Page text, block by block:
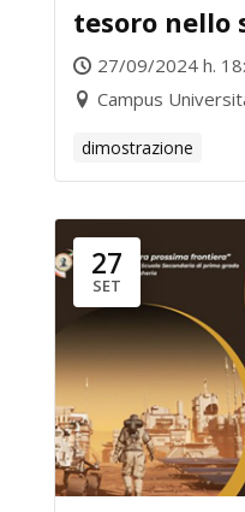
tesoro nello
Aumentata
27/09/2024 h.
Campus
dimostrazione
27
SET